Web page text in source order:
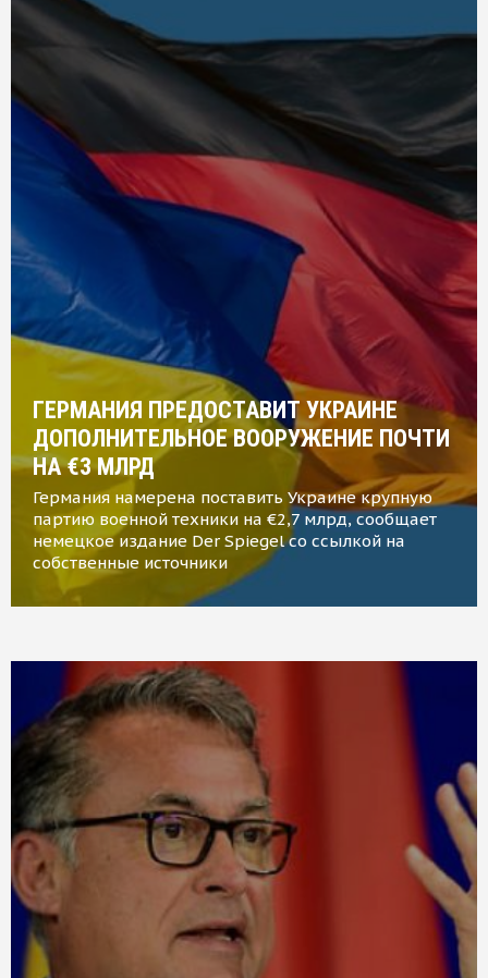
ГЕРМАНИЯ ПРЕДОСТАВИТ УКРАИНЕ
ДОПОЛНИТЕЛЬНОЕ ВООРУЖЕНИЕ ПОЧТИ
НА €3 МЛРД
Германия намерена поставить Украине крупную
партию военной техники на €2,7 млрд, сообщает
немецкое издание Der Spiegel со ссылкой на
собственные источники